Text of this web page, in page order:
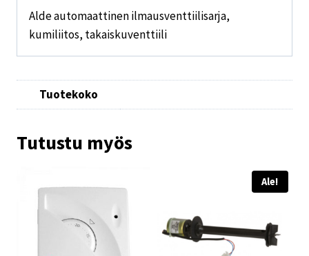
Alde automaattinen ilmausventtiilisarja,
kumiliitos, takaiskuventtiili
Tuotekoko
Tutustu myös
Ale!